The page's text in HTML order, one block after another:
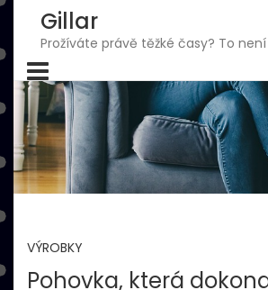
content
Gillar
Prožíváte právě těžké časy? To
VÝROBKY
Pohovka, která